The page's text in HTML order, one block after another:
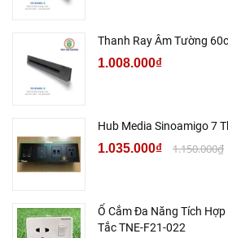
Thanh Ray Âm Tường
1.008.000₫
Hub Media Sinoamigo 7
1.035.000₫ 1.150.000₫
Ổ Cắm Đa Năng Tích Hợp
Tắc TNE-F21-022